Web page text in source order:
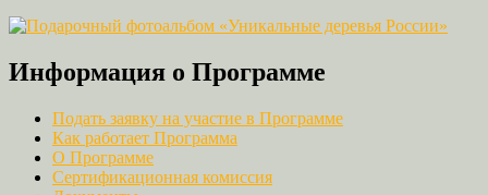
Информация о Программе
Подать заявку на участие в Программе
Как работает Программа
О Программе
Сертификационная комиссия